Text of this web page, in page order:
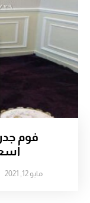
مايو 12, 2021